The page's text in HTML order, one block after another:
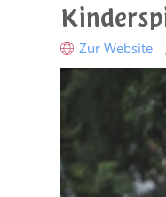
Zur Website